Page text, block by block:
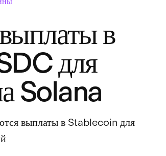
в
для
Solana
выплаты в Stablecoin для